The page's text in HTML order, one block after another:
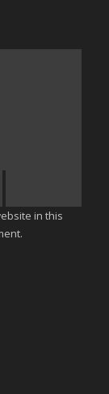
in this